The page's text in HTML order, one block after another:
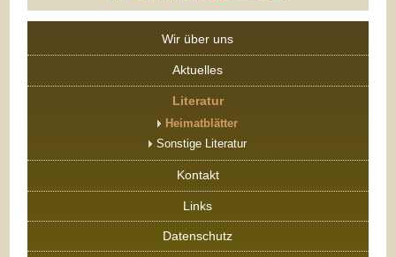
Wir über uns
Aktuelles
Literatur
Heimatblätter
Sonstige Literatur
Kontakt
Links
Datenschutz